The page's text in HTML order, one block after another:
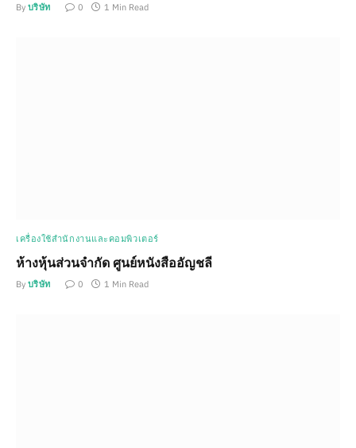
By บริษัท 0 1 Min Read
เครื่องใช้สำนักงานและคอมพิวเตอร์
ห้างหุ้นส่วนจำกัด ศูนย์หนังสืออัญชลี
By บริษัท 0 1 Min Read